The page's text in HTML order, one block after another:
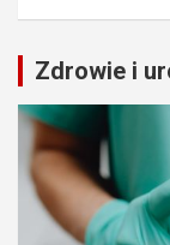
Zdrowie i